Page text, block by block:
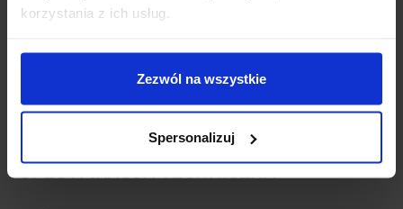
korzystania z ich usług.
Zezwól na wszystkie
Spersonalizuj
SPECYFIKACJA TECHNICZNA